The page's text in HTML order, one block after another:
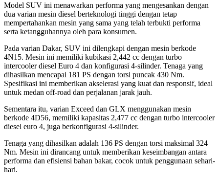
Model SUV ini menawarkan performa yang mengesankan dengan
dua varian mesin diesel berteknologi tinggi dengan tetap
mempertahankan mesin yang sama yang telah terbukti performa
serta ketangguhannya oleh para konsumen.
Pada varian Dakar, SUV ini dilengkapi dengan mesin berkode
4N15. Mesin ini memiliki kubikasi 2,442 cc dengan turbo
intercooler diesel Euro 4 dan konfigurasi 4-silinder. Tenaga yang
dihasilkan mencapai 181 PS dengan torsi puncak 430 Nm.
Spesifikasi ini memberikan akselerasi yang kuat dan responsif, ideal
untuk medan off-road dan perjalanan jarak jauh.
Sementara itu, varian Exceed dan GLX menggunakan mesin
berkode 4D56, memiliki kapasitas 2,477 cc dengan turbo intercooler
diesel euro 4, juga berkonfigurasi 4-silinder.
Tenaga yang dihasilkan adalah 136 PS dengan torsi maksimal 324
Nm. Mesin ini dirancang untuk memberikan keseimbangan antara
performa dan efisiensi bahan bakar, cocok untuk penggunaan sehari-
hari.